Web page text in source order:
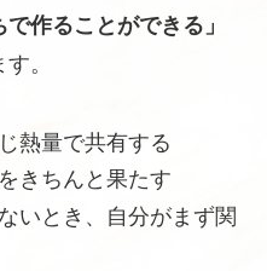
作ることができる」
。
熱量で共有する
きちんと果たす
いとき、自分がまず関